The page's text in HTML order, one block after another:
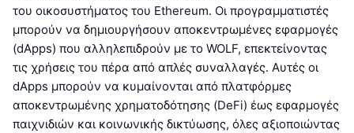
του οικοσυστήματος του Ethereum. Οι προγραμματιστές
μπορούν να δημιουργήσουν αποκεντρωμένες εφαρμογές
(dApps) που αλληλεπιδρούν με το WOLF, επεκτείνοντας
τις χρήσεις του πέρα από απλές συναλλαγές. Αυτές οι
dApps μπορούν να κυμαίνονται από πλατφόρμες
αποκεντρωμένης χρηματοδότησης (DeFi) έως εφαρμογές
παιχνιδιών και κοινωνικής δικτύωσης, όλες αξιοποιώντας